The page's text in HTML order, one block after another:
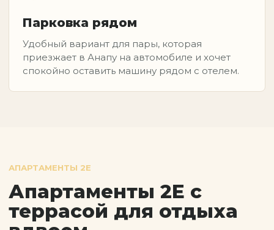
Парковка рядом
Удобный вариант для пары, которая
приезжает в Анапу на автомобиле и хочет
спокойно оставить машину рядом с отелем.
АПАРТАМЕНТЫ 2Е
Апартаменты 2Е с
террасой для отдыха